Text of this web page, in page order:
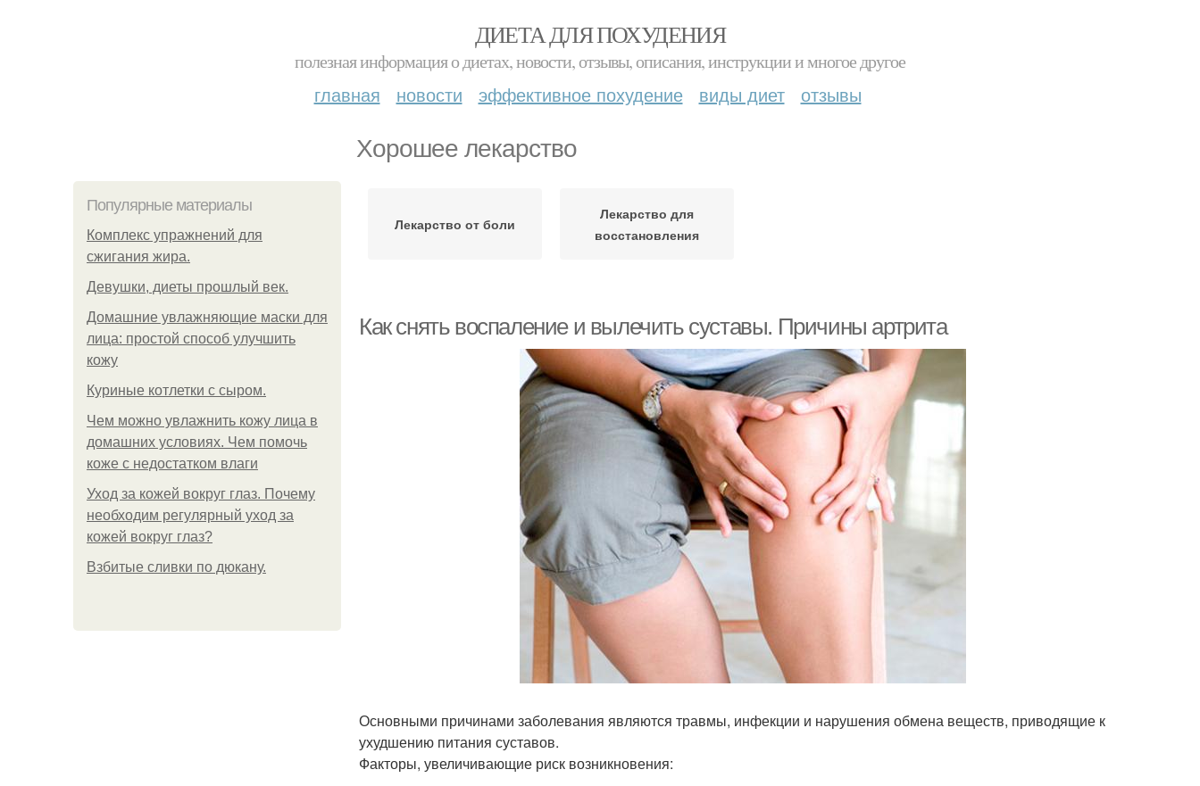
ДИЕТА ДЛЯ ПОХУДЕНИЯ
полезная информация о диетах, новости, отзывы, описания, инструкции и многое другое
главная новости эффективное похудение виды диет отзывы
Хорошее лекарство
Популярные материалы
Комплекс упражнений для
сжигания жира.
Девушки, диеты прошлый век.
Домашние увлажняющие маски для
лица: простой способ улучшить
кожу
Куриные котлетки с сыром.
Чем можно увлажнить кожу лица в
домашних условиях. Чем помочь
коже с недостатком влаги
Уход за кожей вокруг глаз. Почему
необходим регулярный уход за
кожей вокруг глаз?
Взбитые сливки по дюкану.
Лекарство от боли
Лекарство для
восстановления
Как снять воспаление и вылечить суставы. Причины артрита
Основными причинами заболевания являются травмы, инфекции и нарушения обмена веществ, приводящие к
ухудшению питания суставов.
Факторы, увеличивающие риск возникновения: